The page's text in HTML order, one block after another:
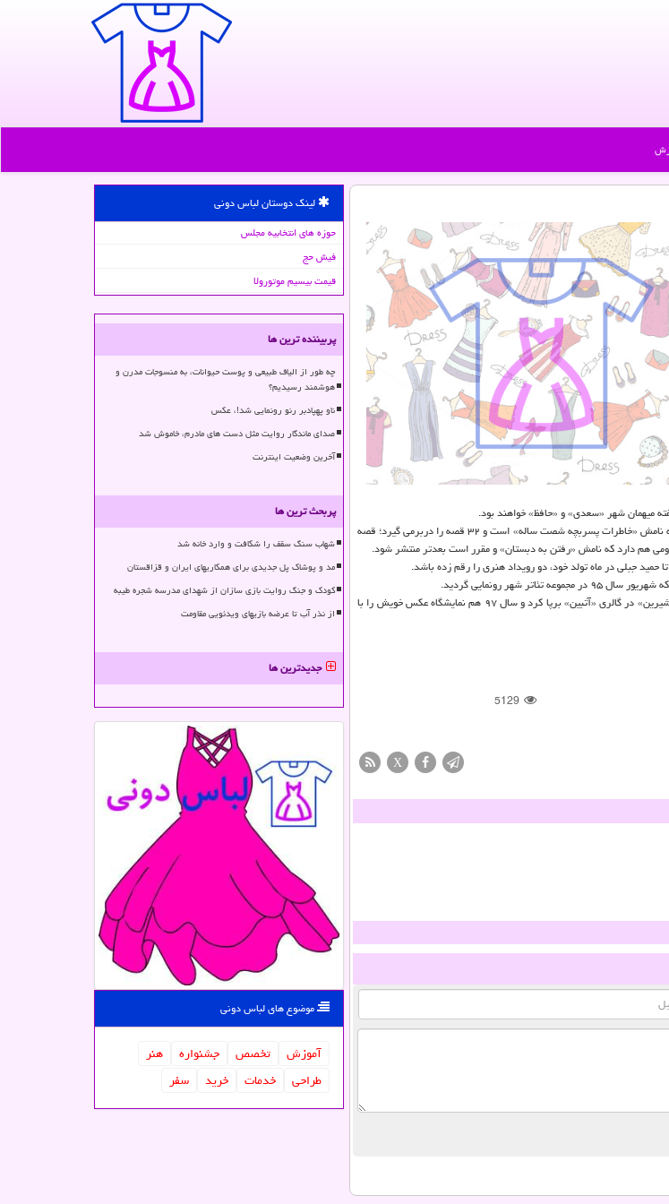
سازنده فیلم های «پسر مریم» و «خواب سفید» با كتاب تازه خود میهمان كتابفروشی ها هم می شود؛ كتابی كه نامش «خاطرات پسربچه شصت ساله» است و ۳۲ قصه را دربرمی گیرد؛ قصه
جبلی در ماه تولد خود، دو رویداد هنری را رقم زده باشد.
رونمایی گردید.
جبلی كه سال ها تجربه عكاسی در تئاتر را دارد، سال ۹۶ هم نمایشگاه نقاشی دیگری را با نام «كابوس های شیرین» در گالری «آتبین» برپا كرد و سال ۹۷ هم نمایشگاه عكس خویش را با
5129
X
لینک دوستان لباس دونی
حوزه های انتخابیه مجلس
فیش حج
قیمت بیسیم موتورولا
پربیننده ترین ها
چه طور از الیاف طبیعی و پوست حیوانات، به منسوجات مدرن و
هوشمند رسیدیم؟
ناو پهپادبر رنو رونمایی شد!، عکس
صدای ماندگار روایت مثل دست های مادرم، خاموش شد
آخرین وضعیت اینترنت
پربحث ترین ها
شهاب سنگ سقف را شکافت و وارد خانه شد
مد و پوشاک پل جدیدی برای همکاریهای ایران و قزاقستان
کودک و جنگ روایت بازی سازان از شهدای مدرسه شجره طیبه
از نذر آب تا عرضه بازیهای ویدئویی مقاومت
جدیدترین ها
موضوع های لباس دونی
آموزش تخصص جشنواره
هنر
طراحی
خدمات خرید سفر